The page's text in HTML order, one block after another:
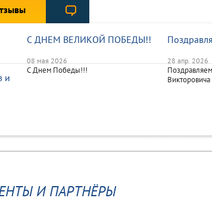
и
С ДНЕМ ВЕЛИКОЙ ПОБЕДЫ!!
08 мая 2026
С Днем Победы!!!
28 апр. 2026
Викторовича
Современные подводные
ООО "НТЦ
И ПАРТНЁРЫ